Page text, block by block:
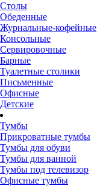
Столы
Обеденные
Журнальные-кофейные
Консольные
Сервировочные
Барные
Туалетные столики
Письменные
Офисные
Детские
Тумбы
Прикроватные тумбы
Тумбы для обуви
Тумбы для ванной
Тумбы под телевизор
Офисные тумбы